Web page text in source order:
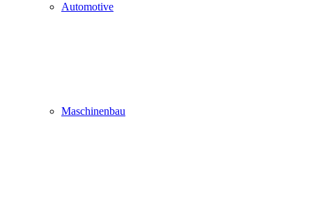
Automotive
Maschinenbau